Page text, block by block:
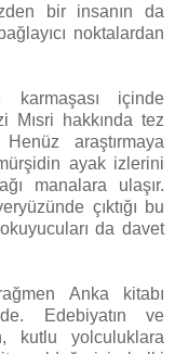
bir insanın da
noktalardan
karmaşası içinde
Mısri hakkında tez
Henüz araştırmaya
ayak izlerini
manalara ulaşır.
çıktığı bu
da davet
Anka kitabı
Edebiyatın ve
kutlu yolculuklara